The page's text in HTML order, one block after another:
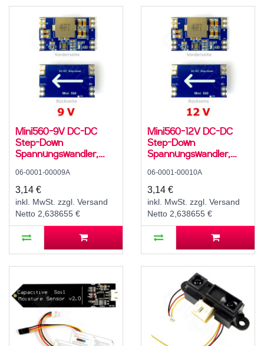
Mini560-9V DC-DC
Step-Down
Spannungswandler,
Converter, 3 A, 11..20 V
zu 9 V
06-0001-00009A
3,14 €
inkl. MwSt. zzgl. Versand
Netto 2,638655 €
Mini560-12V DC-DC
Step-Down
Spannungswandler,
Converter, 3 A, 14..20
V zu 12 V
06-0001-00010A
3,14 €
inkl. MwSt. zzgl. Versand
Netto 2,638655 €